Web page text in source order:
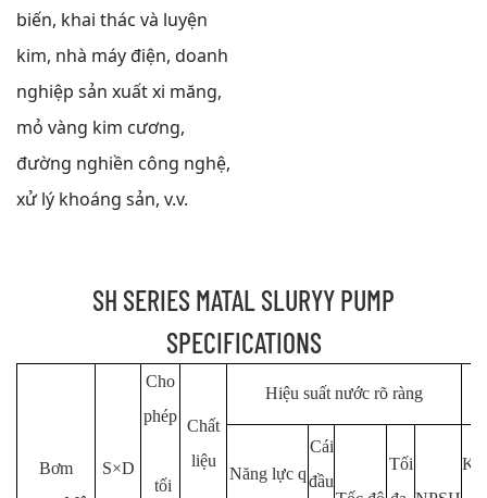
biến, khai thác và luyện
kim, nhà máy điện, doanh
nghiệp sản xuất xi măng,
mỏ vàng kim cương,
đường nghiền công nghệ,
xử lý khoáng sản, v.v.
SH SERIES MATAL SLURYY PUMP
SPECIFICATIONS
Bơm
S×D
Cho
phép
tối
Chất
liệu
Hiệu suất nước rõ ràng
Năng lực q
Cái
đầu
Tối